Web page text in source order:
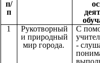
п/
п
1
Рукотворный
и природный
мир города.
С
-